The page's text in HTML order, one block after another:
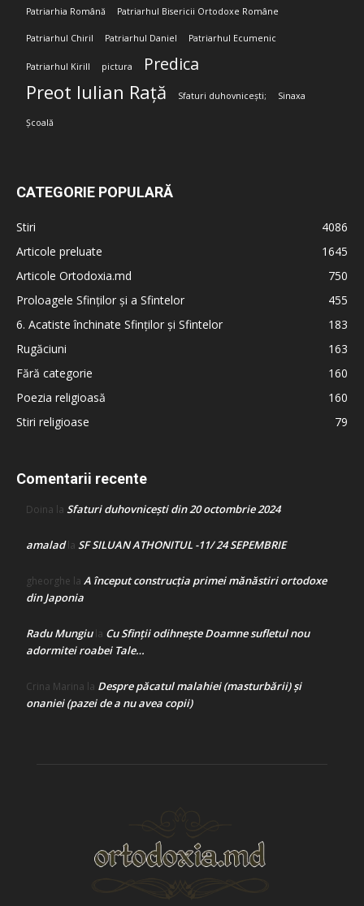
Patriarhia Română Patriarhul Bisericii Ortodoxe Române
Patriarhul Chiril Patriarhul Daniel Patriarhul Ecumenic
Patriarhul Kirill pictura Predica
Preot Iulian Rață Sfaturi duhovnicești; Sinaxa
Școală
CATEGORIE POPULARĂ
Stiri
4086
Articole preluate
1645
Articole Ortodoxia.md
750
Proloagele Sfinților și a Sfintelor
455
6. Acatiste închinate Sfinților și Sfintelor
183
Rugăciuni
163
Fără categorie
160
Poezia religioasă
160
Stiri religioase
79
Comentarii recente
Doina la Sfaturi duhovnicești din 20 octombrie 2024
amaladla SF SILUAN ATHONITUL -11/ 24 SEPEMBRIE
gheorghe la A început construcţia primei mănăstiri ortodoxe
din Japonia
Radu Mungiula Cu Sfinții odihnește Doamne sufletul nou
adormitei roabei Tale…
Crina Marina la Despre păcatul malahiei (masturbării) şi
onaniei (pazei de a nu avea copii)